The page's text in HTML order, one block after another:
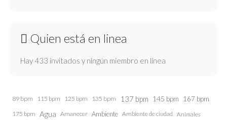
Quien está en linea
Hay 433 invitados y ningún miembro en línea
89 bpm 115 bpm 125 bpm 135 bpm 137 bpm 145 bpm 167 bpm
175 bpm Agua Amanecer Ambiente Ambiente de ciudad Animales